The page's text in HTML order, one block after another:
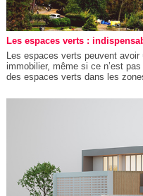
Les espaces verts :
Les espaces verts peuvent
immobilier, même si ce n’est
des espaces verts dans les